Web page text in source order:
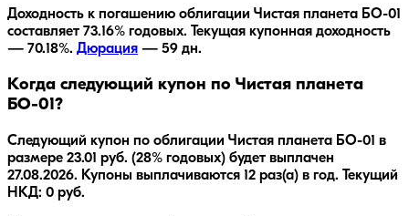
Доходность к погашению облигации Чистая планета БО-01
составляет 73.16% годовых. Текущая купонная доходность
— 70.18%. Дюрация — 59 дн.
Когда следующий купон по Чистая планета
БО-01?
Следующий купон по облигации Чистая планета БО-01 в
размере 23.01 руб. (28% годовых) будет выплачен
27.08.2026. Купоны выплачиваются 12 раз(а) в год. Текущий
НКД: 0 руб.